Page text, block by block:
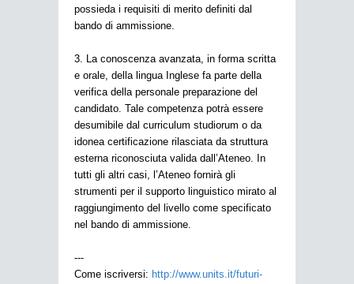
possieda i requisiti di merito definiti dal
bando di ammissione.
3. La conoscenza avanzata, in forma scritta
e orale, della lingua Inglese fa parte della
verifica della personale preparazione del
candidato. Tale competenza potrà essere
desumibile dal curriculum studiorum o da
idonea certificazione rilasciata da struttura
esterna riconosciuta valida dall’Ateneo. In
tutti gli altri casi, l’Ateneo fornirà gli
strumenti per il supporto linguistico mirato al
raggiungimento del livello come specificato
nel bando di ammissione.
---
Come iscriversi: http://www.units.it/futuri-